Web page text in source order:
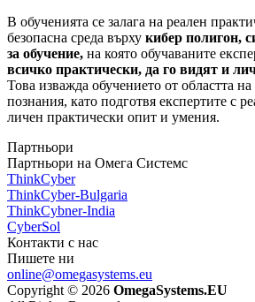
В обученията се залага на реален
безопасна среда върху кибер полигон,
за обучение, на която обучаваните
всичко практически, да го видят и
Това изважда обучението от областта
познания, като подготвя експертите с
личен практически опит и умения.
Партньори
Партньори на Омега Системс
ThinkCyber
ThinkCyber-Bulgaria
ThinkCybner-India
CyberSol
Контакти с нас
Пишете ни
online@omegasystems.eu
Copyright © 2026 OmegaSystems.EU